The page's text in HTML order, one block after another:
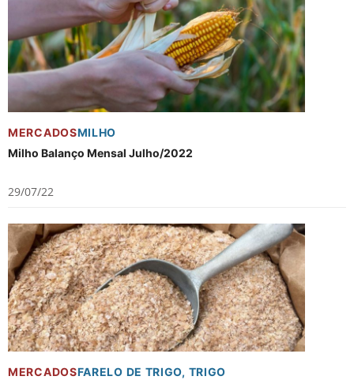
MERCADOSMILHO
Milho Balanço Mensal Julho/2022
29/07/22
MERCADOSFARELO DE TRIGO, TRIGO